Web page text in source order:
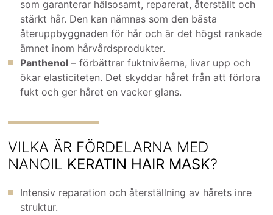
som garanterar hälsosamt, reparerat, återställt och
stärkt hår. Den kan nämnas som den bästa
återuppbyggnaden för hår och är det högst rankade
ämnet inom hårvårdsprodukter.
Panthenol – förbättrar fuktnivåerna, livar upp och
ökar elasticiteten. Det skyddar håret från att förlora
fukt och ger håret en vacker glans.
VILKA ÄR FÖRDELARNA MED
NANOIL KERATIN HAIR MASK?
Intensiv reparation och återställning av hårets inre
struktur.